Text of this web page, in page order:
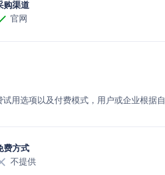
购渠道
官网
用选项以及付费模式，用户或企业根据
费方式
不提供